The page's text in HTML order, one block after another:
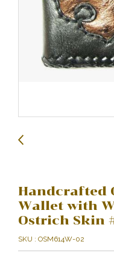
Handcrafted
Wallet with
Ostrich Skin
SKU : OSM614W-02